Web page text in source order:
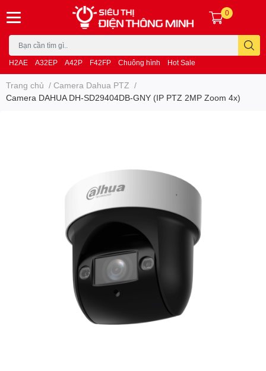
H2AE A32EP A42P F42FP Chuông hình Hot Sale
0
Trang chủ / Camera Dahua PTZ /
Camera DAHUA DH-SD29404DB-GNY (IP PTZ 2MP Zoom 4x)